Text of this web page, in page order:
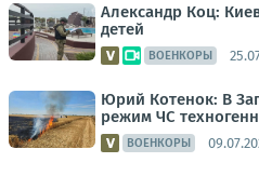
Александр Коц:
детей
ВОЕНКОРЫ
Юрий Котенок: В
режим ЧС
ВОЕНКОРЫ